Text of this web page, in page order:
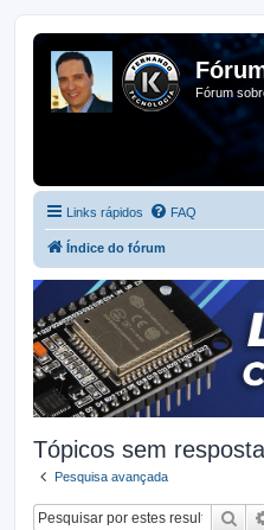
Fórum
Links rápidos FAQ
Índice do fórum
Tópicos sem resposta
Pesquisa avançada